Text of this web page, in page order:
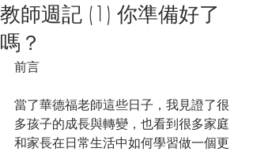
教師週記 (1) 你準備好了
嗎？
前言
當了華德福老師這些日子，我見證了很
多孩子的成長與轉變，也看到很多家庭
和家長在日常生活中如何學習做一個更